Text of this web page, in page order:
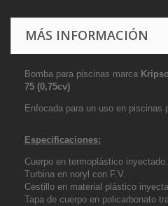
MÁS INFORMACIÓN
Bomba para piscinas marca
75 (0,75cv)
Enfocada para un uso en piscinas
Especificaciones:
Cuerpo en termoplástico inyectado.
Turbina en noryl con F.V.
Cestillo en material plástico
Tapa de cuerpo en policarbonato